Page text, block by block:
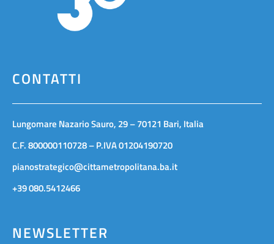
CONTATTI
Lungomare Nazario Sauro, 29 – 70121 Bari, Italia
C.F. 800000110728 – P.IVA 01204190720
pianostrategico@cittametropolitana.ba.it
+39 080.5412466
NEWSLETTER